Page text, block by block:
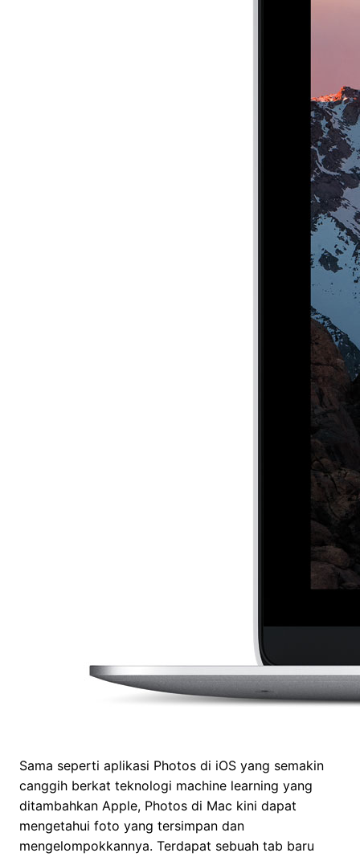
Sama seperti aplikasi Photos di iOS yang semakin
canggih berkat teknologi machine learning yang
ditambahkan Apple, Photos di Mac kini dapat
mengetahui foto yang tersimpan dan
mengelompokkannya. Terdapat sebuah tab baru